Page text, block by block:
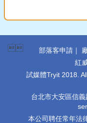
 部落客申請 ｜
紅
試媒體Tryit 2018.
台北市大安區信
本公司聘任常年法